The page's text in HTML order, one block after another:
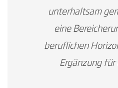
unterhaltsam
eine
beruflichen
Ergänzung für